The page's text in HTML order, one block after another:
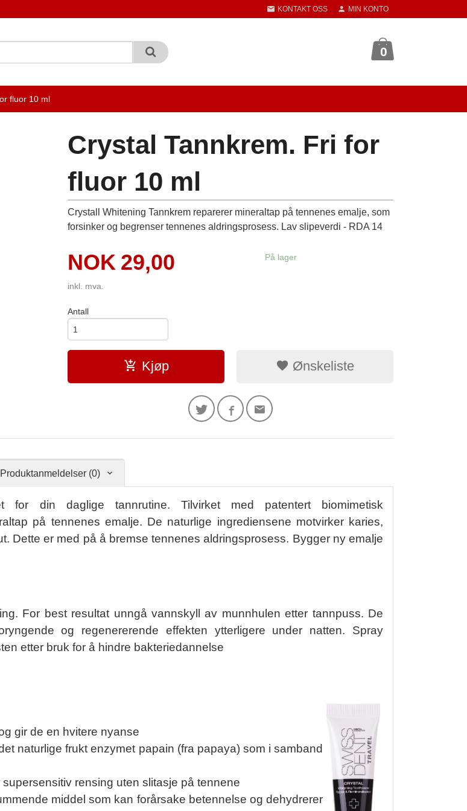
KONTAKT OSS MIN KONTO
0
fluor 10 ml
Crystal Tannkrem. Fri for
fluor 10 ml
Crystall Whitening Tannkrem reparerer mineraltap på tennenes emalje, som
forsinker og begrenser tennenes aldringsprosess. Lav slipeverdi - RDA 14
Pris
NOK 29,00
inkl. mva.
På lager
Antall
Kjøp Ønskeliste
Produktanmeldelser (0)
for din daglige tannrutine. Tilvirket med patentert biomimetisk
på tennenes emalje. De naturlige ingrediensene motvirker karies,
Dette er med på å bremse tennenes aldringsprosess. Bygger ny emalje
For best resultat unngå vannskyll av munnhulen etter tannpuss. De
og regenererende effekten ytterligere under natten. Spray
etter bruk for å hindre bakteriedannelse
gir de en hvitere nyanse
naturlige frukt enzymet papain (fra papaya) som i samband
rensing uten slitasje på tennene
middel som kan forårsake betennelse og dehydrerer